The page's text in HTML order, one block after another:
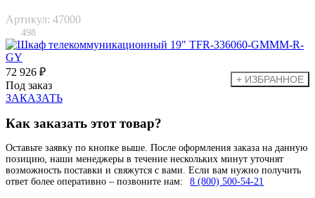
Артикул: 47000
498
72 926 ₽
Под заказ
ЗАКАЗАТЬ
Как заказать этот товар?
Оставьте заявку по кнопке выше. После оформления заказа на данную
позицию, наши менеджеры в течение нескольких минут уточнят
возможность поставки и свяжутся с вами. Если вам нужно получить
ответ более оперативно – позвоните нам:
8 (800) 500-54-21